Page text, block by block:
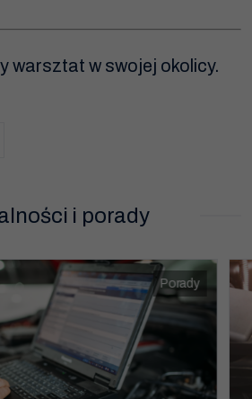
warsztat w swojej okolicy.
i porady
Porady
nie są
opcjonalne. Są
one potrzebne
funkcjonowania
internetowej.